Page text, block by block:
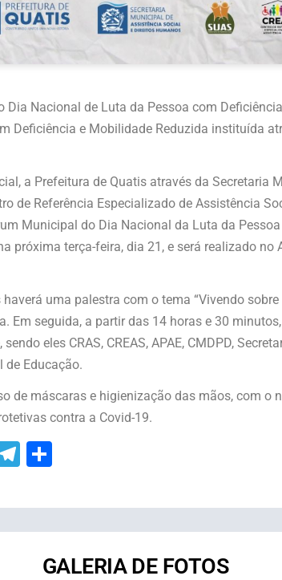
Dia Nacional de Luta da Pessoa com
Deficiência e Mobilidade Reduzida instituída
a Prefeitura de Quatis através da Secretaria
de Referência Especializado de Assistência
Municipal do Dia Nacional da Luta da
próxima terça-feira, dia 21, e será realizado no
uma palestra com o tema “Vivendo
Em seguida, a partir das 14 horas e 30
eles CRAS, CREAS, APAE, CMDPD,
de Educação.
de máscaras e higienização das mãos, com o
contra a Covid-19.
Telegram
GALERIA DE FOTOS